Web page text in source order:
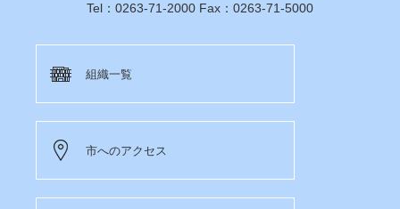
Tel：0263-71-2000 Fax：0263-71-5000
組織一覧
市へのアクセス